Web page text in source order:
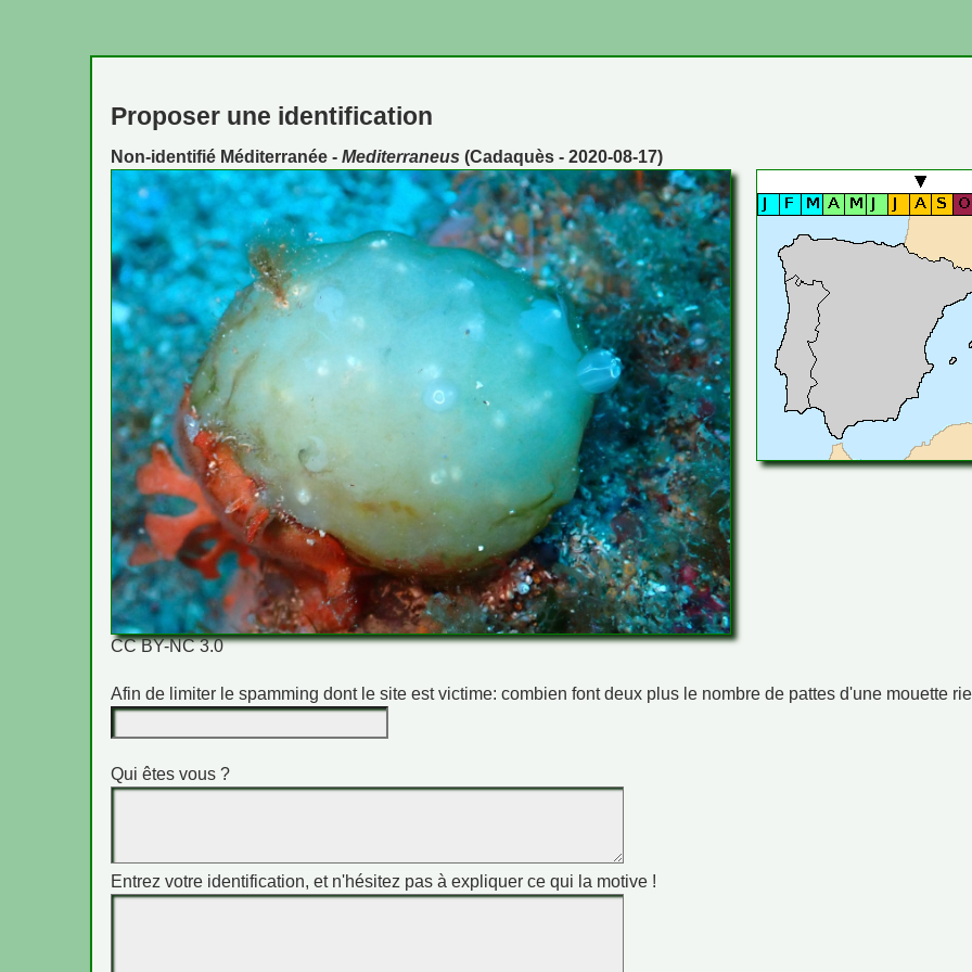
Proposer une identification
Non-identifié Méditerranée -Mediterraneus (Cadaquès - 2020-08-17)
CC BY-NC 3.0
Afin de limiter le spamming dont le site est victime: combien font deux plus le nombre de pattes d'une mouette
Qui êtes vous ?
Entrez votre identification, et n'hésitez pas à expliquer ce qui la motive !